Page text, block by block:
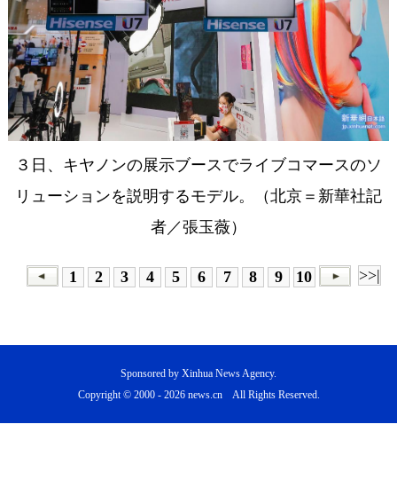
３日、キヤノンの展示ブースでライブコマースのソ
リューションを説明するモデル。（北京＝新華社記
者／張玉薇）
1 2 3 4 5 6 7 8 9 10 >>|
Sponsored by Xinhua News Agency.
Copyright © 2000 - 2026 news.cn All Rights Reserved.